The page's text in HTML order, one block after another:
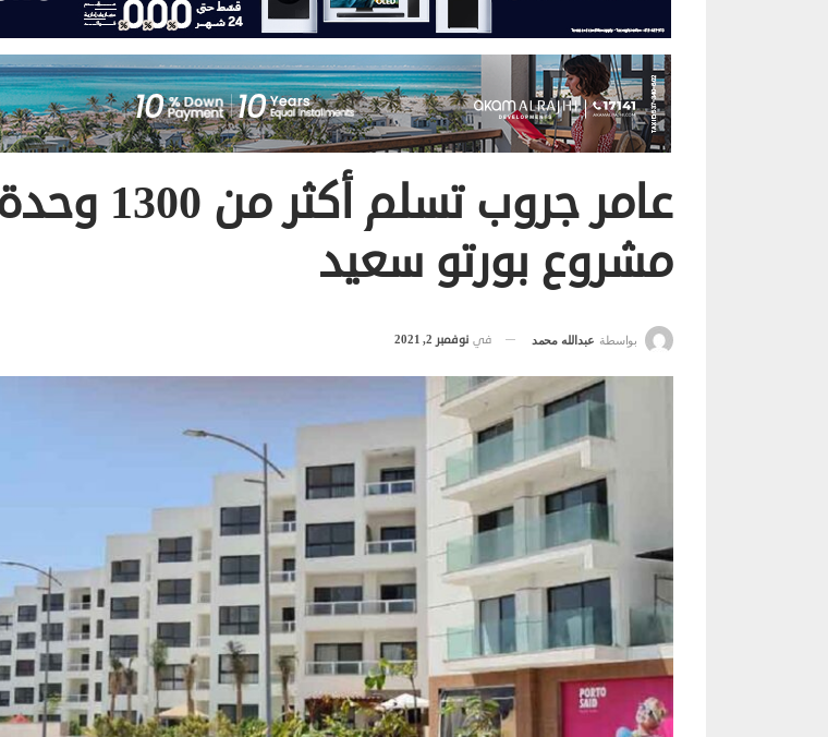
عامر جروب تسلم
مشروع بورتو سعيد
بواسطة عبدالله محمد في نوفمبر 2, 2021